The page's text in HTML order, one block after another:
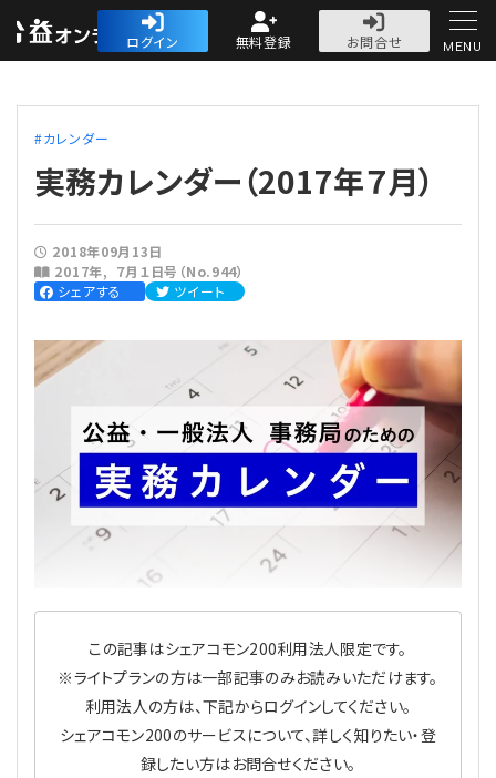
公益・一般法人オ
ログイン 無料登録
お問合せ
人気記事
法人運営
理事会
評議員会・社員総会
評議員
登記関連
定款関連
会計・税務
会計・税務
定期提出書類
寄附
税務
インボイス
労務
給与計算
法改正-労務
法務
利益相反取引
個人情報
法改正-法務
経営
資産運用
連載
連載
論壇
【連載】公益法人制度のリアル
【連載】これからの時代の資産運用
無料記事
MENU
カレンダー
実務カレンダー（2017年７月）
2018年09月13日
2017年
７月１日号（No.944）
シェアする
ツイート
この記事はシェアコモン200利用法人限定です。
※ライトプランの方は一部記事のみお読みいただけます。
利用法人の方は、下記からログインしてください。
シェアコモン200のサービスについて、詳しく知りたい・登
録したい方はお問合せください。